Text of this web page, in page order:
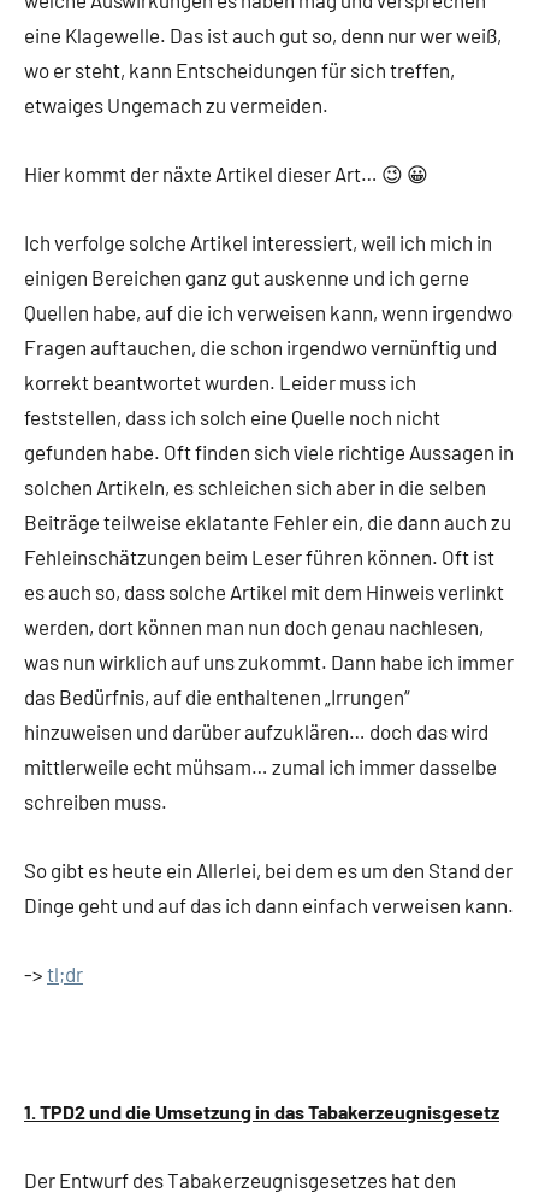
eine Klagewelle. Das ist auch gut so, denn nur wer weiß,
wo er steht, kann Entscheidungen für sich treffen,
etwaiges Ungemach zu vermeiden.
Hier kommt der näxte Artikel dieser Art… 😉 😀
Ich verfolge solche Artikel interessiert, weil ich mich in
einigen Bereichen ganz gut auskenne und ich gerne
Quellen habe, auf die ich verweisen kann, wenn irgendwo
Fragen auftauchen, die schon irgendwo vernünftig und
korrekt beantwortet wurden. Leider muss ich
feststellen, dass ich solch eine Quelle noch nicht
gefunden habe. Oft finden sich viele richtige Aussagen in
solchen Artikeln, es schleichen sich aber in die selben
Beiträge teilweise eklatante Fehler ein, die dann auch zu
Fehleinschätzungen beim Leser führen können. Oft ist
es auch so, dass solche Artikel mit dem Hinweis verlinkt
werden, dort können man nun doch genau nachlesen,
was nun wirklich auf uns zukommt. Dann habe ich immer
das Bedürfnis, auf die enthaltenen „Irrungen“
hinzuweisen und darüber aufzuklären… doch das wird
mittlerweile echt mühsam… zumal ich immer dasselbe
schreiben muss.
So gibt es heute ein Allerlei, bei dem es um den Stand der
Dinge geht und auf das ich dann einfach verweisen kann.
-> tl;dr
1. TPD2 und die Umsetzung in das Tabakerzeugnisgesetz
Der Entwurf des Tabakerzeugnisgesetzes hat den